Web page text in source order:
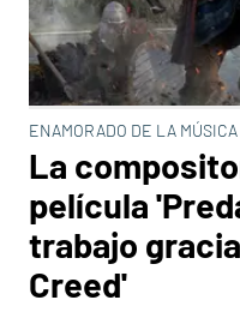
ENAMORADO DE LA MÚSICA
La
película
trabajo
Creed'